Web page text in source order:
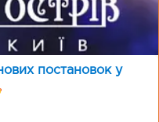
постановок у